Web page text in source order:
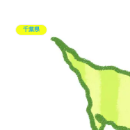
千葉県